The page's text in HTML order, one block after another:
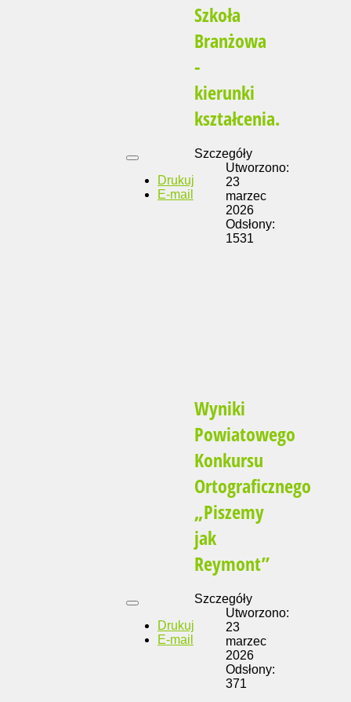
Szkoła
Branżowa
-
kierunki
kształcenia.
Drukuj
E-mail
Szczegóły
Utworzono:
23
marzec
2026
Odsłony:
1531
Wyniki
Powiatowego
Konkursu
Ortograficznego
„Piszemy
jak
Reymont”
Drukuj
E-mail
Szczegóły
Utworzono:
23
marzec
2026
Odsłony:
371